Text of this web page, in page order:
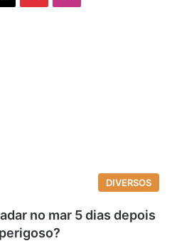
DIVERSOS
no mar 5 dias depois